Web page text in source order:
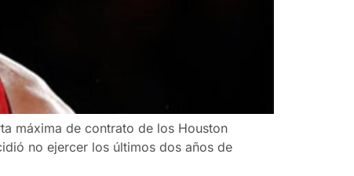
máxima de contrato de los Houston
no ejercer los últimos dos años de